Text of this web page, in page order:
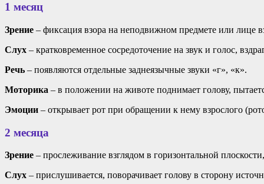
1 месяц
Зрение – фиксация взора на неподвижном предмете или лице
Слух – кратковременное сосредоточение на звук и голос,
Речь – появляются отдельные заднеязычные звуки «г», «к».
Моторика – в положении на животе поднимает голову,
Эмоции – открывает рот при обращении к нему взрослого
2 месяца
Зрение – прослеживание взглядом в горизонтальной
Слух – прислушивается, поворачивает голову в сторону